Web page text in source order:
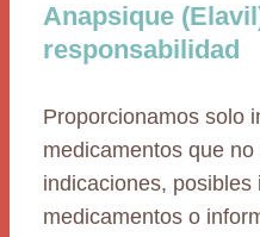
Anapsique
responsabilidad
Proporcionamos solo
medicamentos que
indicaciones, posibles
medicamentos o